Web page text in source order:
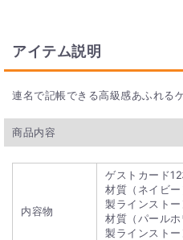
アイテム説明
連名で記帳できる高級感あふれる
商品内容
内容物
ゲストカード
材質（ネイビ
製ラインストー
材質（パール
製ラインストー